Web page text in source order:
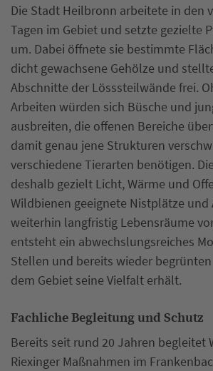
Die Stadt Heilbronn arbeitete in den
Tagen im Gebiet und setzte gezielte
um. Dabei öffnete sie bestimmte
dicht gewachsene Gehölze und
Abschnitte der Lösssteilwände frei.
Arbeiten würden sich Büsche und
ausbreiten, die offenen Bereiche
damit genau jene Strukturen
verschiedene Tierarten benötigen.
deshalb gezielt Licht, Wärme und
Wildbienen geeignete Nistplätze und
weiterhin langfristig Lebensräume
entsteht ein abwechslungsreiches
Stellen und bereits wieder
dem Gebiet seine Vielfalt erhält.
Fachliche Begleitung und Schutz
Bereits seit rund 20 Jahren begleitet
Riexinger Maßnahmen im